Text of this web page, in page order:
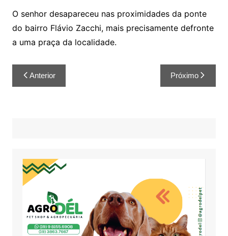
O senhor desapareceu nas proximidades da ponte
do bairro Flávio Zacchi, mais precisamente defronte
a uma praça da localidade.
Anterior Próximo